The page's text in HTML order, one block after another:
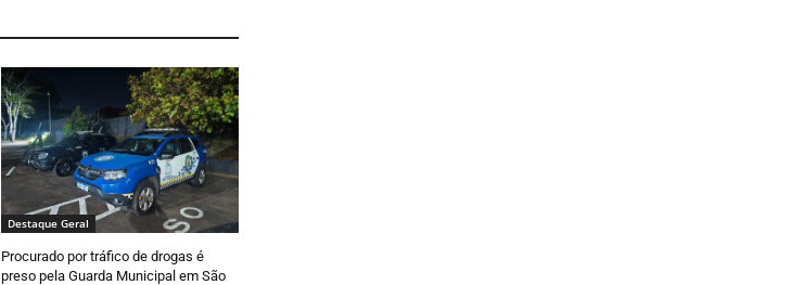
Destaque Geral
Procurado por tráfico de drogas é
preso pela Guarda Municipal em São